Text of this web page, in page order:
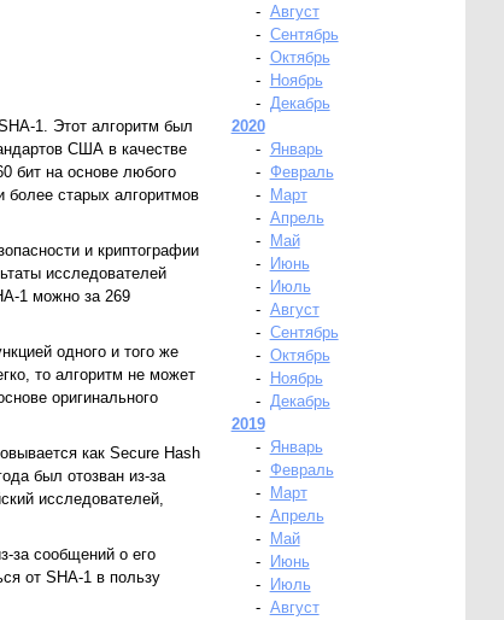
1. Этот алгоритм был
США в качестве
бит на основе любого
более старых алгоритмов
и криптографии
исследователей
1 можно за 269
одного и того же
то алгоритм не может
оригинального
как Secure Hash
был отозван из-за
исследователей,
за сообщений о его
от SHA-1 в пользу
- Август
- Сентябрь
- Октябрь
-
Ноябрь
- Декабрь
2020
-
Январь
- Февраль
-
Март
- Апрель
-
Май
-
Июнь
-
Июль
- Август
- Сентябрь
- Октябрь
-
Ноябрь
- Декабрь
2019
-
Январь
- Февраль
-
Март
- Апрель
-
Май
-
Июнь
-
Июль
- Август